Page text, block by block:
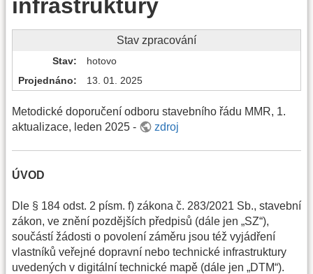
infrastruktury
Stav zpracování
Stav
hotovo
Projednáno
13. 01. 2025
Metodické doporučení odboru stavebního řádu MMR, 1.
aktualizace, leden 2025 -
zdroj
ÚVOD
Dle § 184 odst. 2 písm. f) zákona č. 283/2021 Sb., stavební
zákon, ve znění pozdějších předpisů (dále jen „SZ“),
součástí žádosti o povolení záměru jsou též vyjádření
vlastníků veřejné dopravní nebo technické infrastruktury
uvedených v digitální technické mapě (dále jen „DTM“).